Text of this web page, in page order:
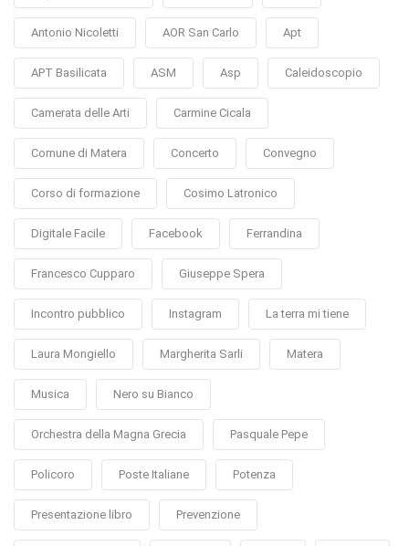
Antonio Nicoletti AOR San Carlo Apt
APT Basilicata ASM Asp Caleidoscopio
Camerata delle Arti Carmine Cicala
Comune di Matera Concerto Convegno
Corso di formazione Cosimo Latronico
Digitale Facile Facebook Ferrandina
Francesco Cupparo Giuseppe Spera
Incontro pubblico Instagram La terra mi tiene
Laura Mongiello Margherita Sarli Matera
Musica Nero su Bianco
Orchestra della Magna Grecia Pasquale Pepe
Policoro Poste Italiane Potenza
Presentazione libro Prevenzione